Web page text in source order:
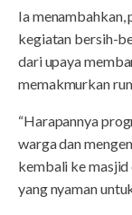
Ia
kegiatan bersih-
dari upaya
memakmurkan
“Harapannya
warga dan
kembali ke
yang nyaman